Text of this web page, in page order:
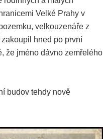
Velké Prahy v
velkouzenáře z
hned po první
že jméno dávno zemřelého
budov tehdy nově